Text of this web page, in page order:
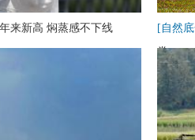
来新高 焖蒸感不下线
[自然
卷